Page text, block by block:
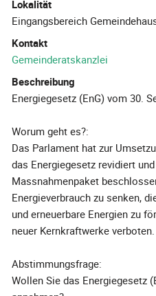
Lokalität
Eingangsbereich
Kontakt
Gemeinderatskanzlei
Beschreibung
Energiegesetz (EnG) vom 30.
Worum geht es?:
Das Parlament hat zur
das Energiegesetz revidiert
Massnahmenpaket
Energieverbrauch zu senken,
und erneuerbare Energien zu
neuer Kernkraftwerke verboten.
Abstimmungsfrage:
Wollen Sie das Energiegesetz